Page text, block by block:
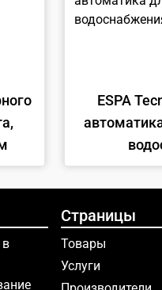
ESPA
Страницы
Товары
Услуги